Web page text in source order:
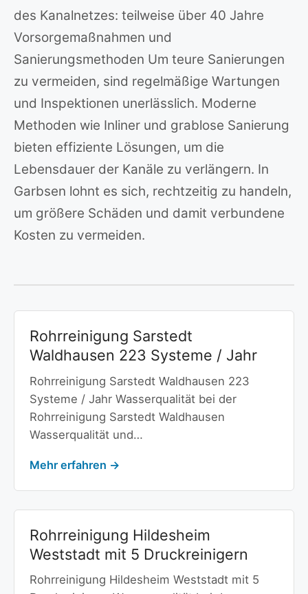
des Kanalnetzes: teilweise über 40 Jahre
Vorsorgemaßnahmen und
Sanierungsmethoden Um teure Sanierungen
zu vermeiden, sind regelmäßige Wartungen
und Inspektionen unerlässlich. Moderne
Methoden wie Inliner und grablose Sanierung
bieten effiziente Lösungen, um die
Lebensdauer der Kanäle zu verlängern. In
Garbsen lohnt es sich, rechtzeitig zu handeln,
um größere Schäden und damit verbundene
Kosten zu vermeiden.
Rohrreinigung Sarstedt
Waldhausen 223 Systeme / Jahr
Rohrreinigung Sarstedt Waldhausen 223
Systeme / Jahr Wasserqualität bei der
Rohrreinigung Sarstedt Waldhausen
Wasserqualität und…
Mehr erfahren →
Rohrreinigung Hildesheim
Weststadt mit 5 Druckreinigern
Rohrreinigung Hildesheim Weststadt mit 5